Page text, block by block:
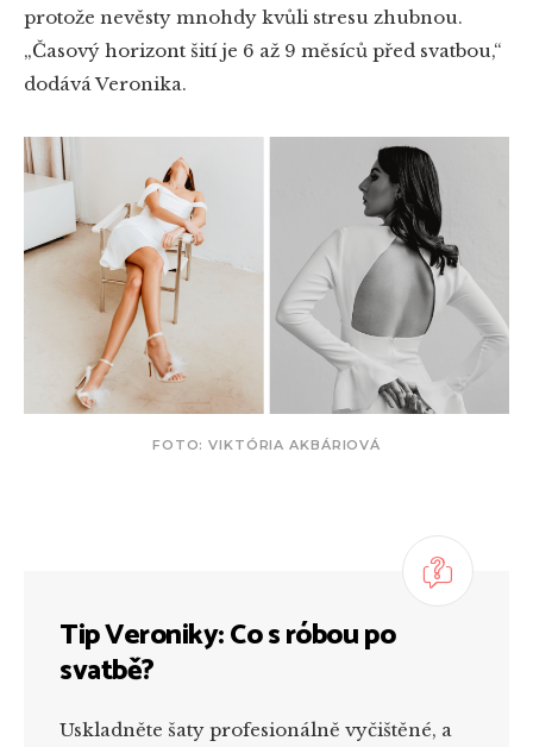
protože nevěsty mnohdy kvůli stresu zhubnou.
„Časový horizont šití je 6 až 9 měsíců před svatbou,“
dodává Veronika.
FOTO: VIKTÓRIA AKBÁRIOVÁ
Tip Veroniky: Co s róbou po
svatbě?
Uskladněte šaty profesionálně vyčištěné, a